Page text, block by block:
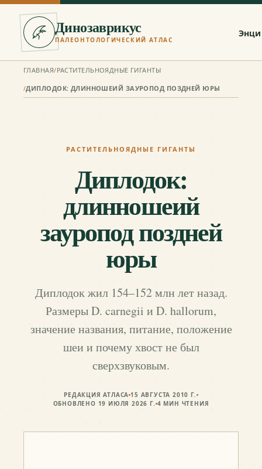
Динозаврикус
ПАЛЕОНТОЛОГИЧЕСКИЙ АТЛАС
ГЛАВНАЯ/РАСТИТЕЛЬНОЯДНЫЕ ГИГАНТЫ
/ДИПЛОДОК: ДЛИННОШЕИЙ ЗАУРОПОД ПОЗДНЕЙ ЮРЫ
РАСТИТЕЛЬНОЯДНЫЕ ГИГАНТЫ
Диплодок:
длинношеий
зауропод поздней
юры
Диплодок жил 154–152 млн лет назад.
Размеры D. carnegii и D. hallorum,
значение названия, питание, положение
шеи и почему хвост не был
сверхзвуковым.
РЕДАКЦИЯ АТЛАСА 15 АВГУСТА 2010 Г.
ОБНОВЛЕНО 19 ИЮЛЯ 2026 Г. 4 МИН ЧТЕНИЯ